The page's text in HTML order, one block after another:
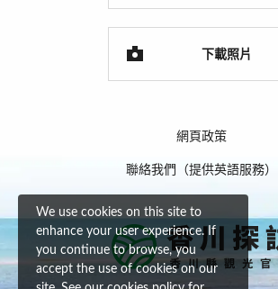
下載照片
網頁政策
聯絡我們（提供英語服務）
We use cookies on this site to
enhance your user experience. If
you continue to browse, you
accept the use of cookies on our